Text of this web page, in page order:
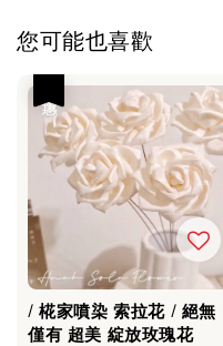
您可能也喜歡
/ 椛家噴染 索拉花 / 絕無
僅有 超美 綻放玫瑰花